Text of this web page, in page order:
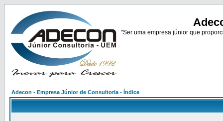
"Ser uma empresa júnior que
Adecon - Empresa Júnior de Consultoria - Índice